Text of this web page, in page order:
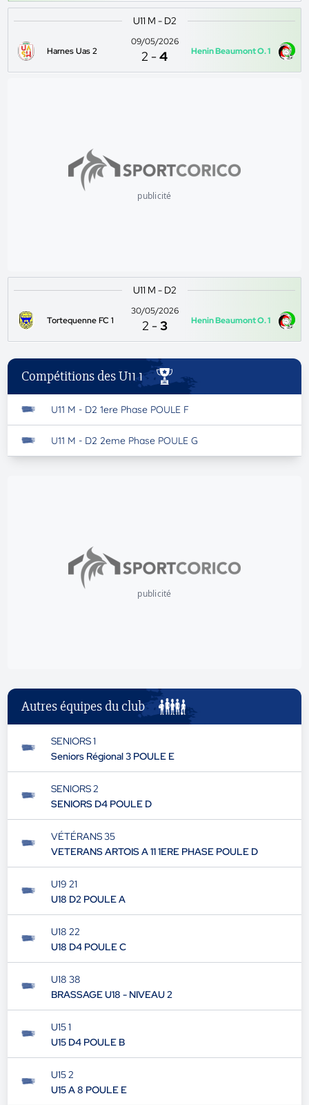
U11 M - D2
Harnes Uas 2
09/05/2026
2 -4 Henin Beaumont O. 1
publicité
U11 M - D2
Tortequenne FC 1
30/05/2026
2 -3 Henin Beaumont O. 1
Compétitions des U11 1
U11 M - D2 1ere Phase POULE F
U11 M - D2 2eme Phase POULE G
publicité
Autres équipes du club
SENIORS 1
Seniors Régional 3 POULE E
SENIORS 2
SENIORS D4 POULE D
VÉTÉRANS 35
VETERANS ARTOIS A 11 1ERE PHASE POULE D
U19 21
U18 D2 POULE A
U18 22
U18 D4 POULE C
U18 38
BRASSAGE U18 - NIVEAU 2
U15 1
U15 D4 POULE B
U15 2
U15 A 8 POULE E